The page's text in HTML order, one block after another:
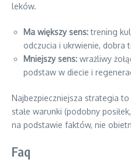
leków.
Ma większy sens:trening
odczucia i ukrwienie, dobra
Mniejszy sens: wrażliwy
podstaw w diecie i
Najbezpieczniejsza strategia
stałe warunki (podobny
na podstawie faktów, nie
Faq